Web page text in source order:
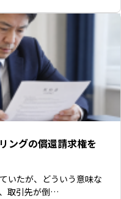
ングの償還請求権を
いたが、どういう意味な
取引先が倒…